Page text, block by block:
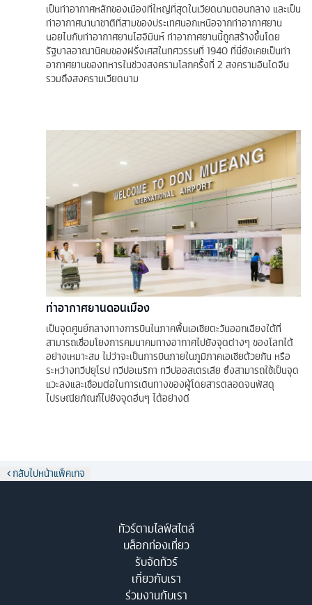
เป็นท่าอากาศหลักของเมืองที่ใหญ่ที่สุดในเวียดนามตอนกลาง และเป็น
ท่าอากาศนานาชาติที่สามของประเทศนอกเหนือจากท่าอากาศยาน
นอยไบกับท่าอากาศยานโฮจิมินห์ ท่าอากาศยานนี้ถูกสร้างขึ้นโดย
รัฐบาลอาณานิคมของฝรั่งเศสในทศวรรษที่ 1940 ที่นี่ยังเคยเป็นท่า
อากาศยานของทหารในช่วงสงครามโลกครั้งที่ 2 สงครามอินโดจีน
รวมถึงสงครามเวียดนาม
ท่าอากาศยานดอนเมือง
เป็นจุดศูนย์กลางทางการบินในภาคพื้นเอเชียตะวันออกเฉียงใต้ที่
สามารถเชื่อมโยงการคมนาคมทางอากาศไปยังจุดต่างๆ ของโลกได้
อย่างเหมาะสม ไม่ว่าจะเป็นการบินภายในภูมิภาคเอเชียด้วยกัน หรือ
ระหว่างทวีปยุโรป ทวีปอเมริกา ทวีปออสเตรเลีย ซึ่งสามารถใช้เป็นจุด
แวะลงและเชื่อมต่อในการเดินทางของผู้โดยสารตลอดจนพัสดุ
ไปรษณียภัณฑ์ไปยังจุดอื่นๆ ได้อย่างดี
กลับไปหน้าแพ็คเกจ
ทัวร์ตามไลฟ์สไตล์
บล็อกท่องเที่ยว
รับจัดทัวร์
เกี่ยวกับเรา
ร่วมงานกับเรา